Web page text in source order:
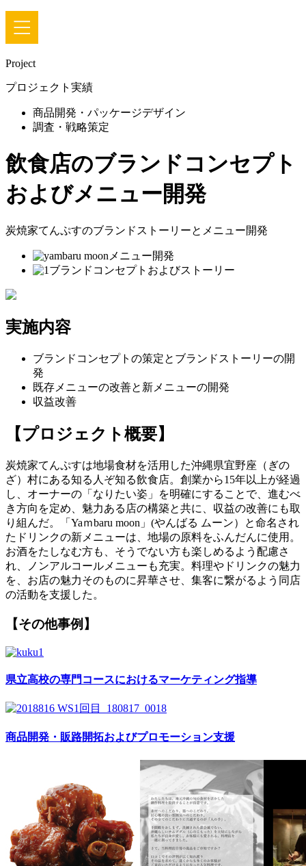
Project
プロジェクト実績
商品開発・パッケージデザイン
調査・戦略策定
飲食店のブランドコンセプト
およびメニュー開発
炭焼家てんぷすのブランドストーリーとメニュー開発
メニュー開発
ブランドコンセプトおよびストーリー
実施内容
ブランドコンセプトの策定とブランドストーリーの開
発
既存メニューの改善と新メニューの開発
収益改善
【プロジェクト概要】
炭焼家てんぷすは地場食材を活用した沖縄県宜野座（ぎの
ざ）村にある知る人ぞ知る飲食店。創業から15年以上が経過
し、オーナーの「なりたい姿」を明確にすることで、進むべ
き方向を定め、魅力ある店の構築と共に、収益の改善にも取
り組んだ。「Yaｍbaru moon」(やんばる ムーン）と命名され
たドリンクの新メニューは、地場の原料をふんだんに使用。
お酒をたしなむ方も、そうでない方も楽しめるよう配慮さ
れ、ノンアルコールメニューも充実。料理やドリンクの魅力
を、お店の魅力そのものに昇華させ、集客に繋がるよう同店
の活動を支援した。
【その他事例】
県立高校の専門コースにおけるマーケティング指導
商品開発・販路開拓およびプロモーション支援